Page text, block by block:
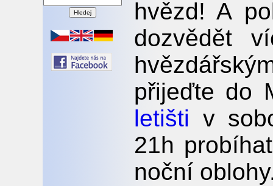
hvězd! A
dozvědět
přijeďte do
letišti v
21h
noční